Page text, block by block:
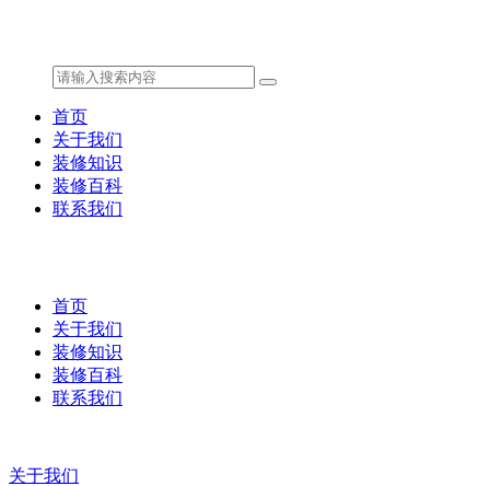
首页
关于我们
装修知识
装修百科
联系我们
首页
关于我们
装修知识
装修百科
联系我们
关于我们